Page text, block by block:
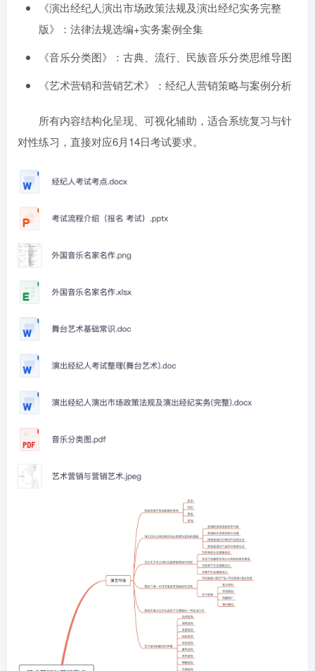
《演出经纪人演出市场政策法规及演出经纪实务完整
版》：法律法规选编+实务案例全集
《音乐分类图》：古典、流行、民族音乐分类思维导图
《艺术营销和营销艺术》：经纪人营销策略与案例分析
所有内容结构化呈现、可视化辅助，适合系统复习与针
对性练习，直接对应6月14日考试要求。